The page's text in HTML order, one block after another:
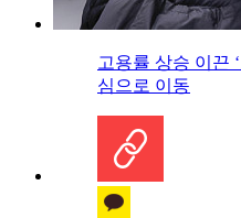
고용률 상승 이끈
심으로 이동